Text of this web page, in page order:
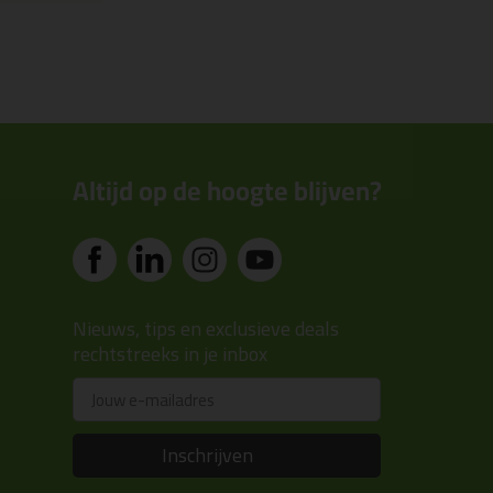
Altijd op de hoogte blijven?
Nieuws, tips en exclusieve deals
rechtstreeks in je inbox
Inschrijven